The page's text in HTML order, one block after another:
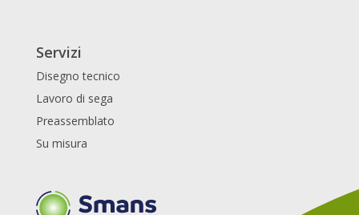
Servizi
Disegno tecnico
Lavoro di sega
Preassemblato
Su misura